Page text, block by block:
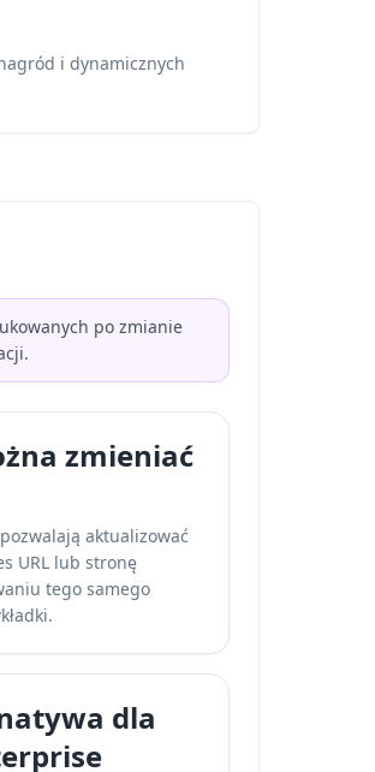
i dynamicznych
po zmianie
zmieniać
aktualizować
URL lub stronę
tego samego
dla